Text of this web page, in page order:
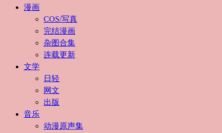
漫画
COS/写真
完结漫画
杂图合集
连载更新
文学
日轻
网文
出版
音乐
动漫原声集